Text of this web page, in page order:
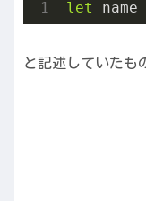
let
と記述していたも